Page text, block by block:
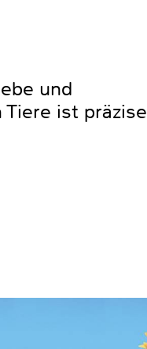
und
ist präzise